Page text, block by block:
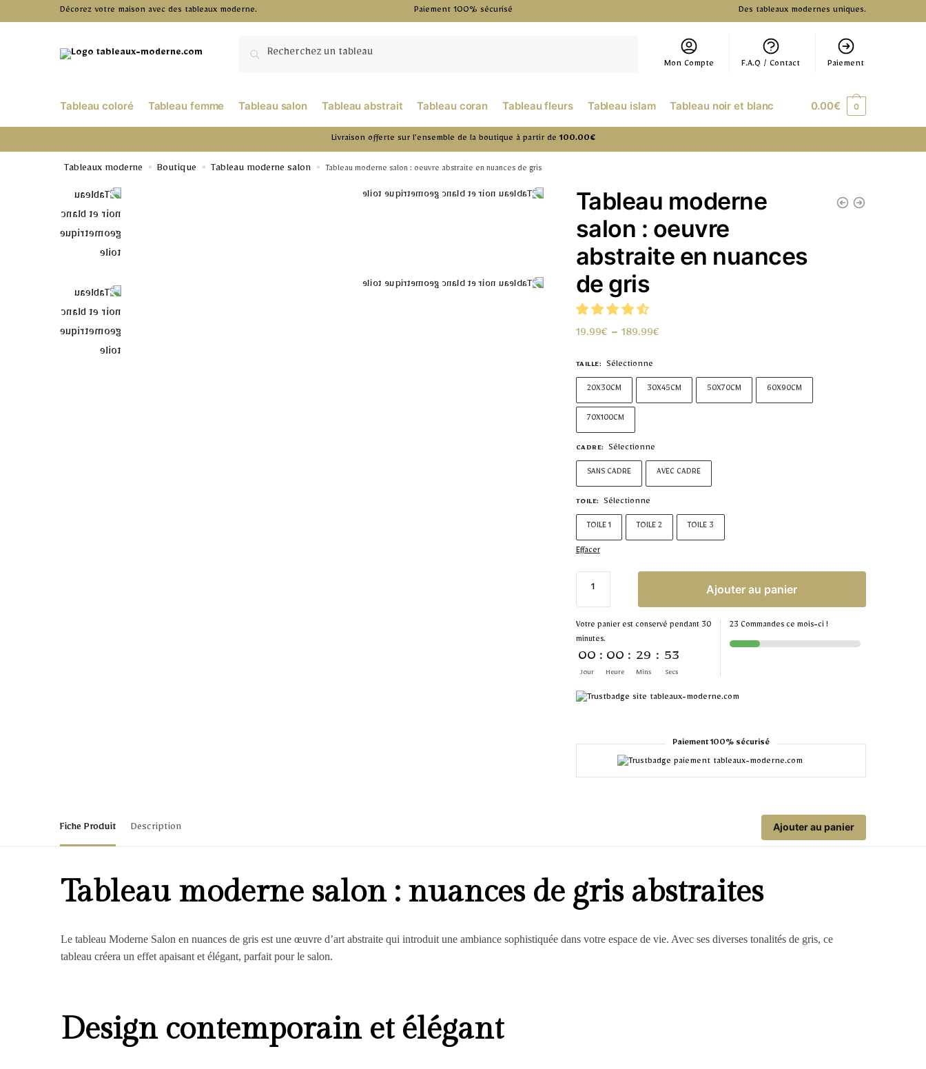
Décorez votre maison avec des tableaux moderne. Paiement 100% sécurisé Des tableaux modernes uniques.
RECHERCHE
Mon Compte F.A.Q / Contact Paiement
Tableau coloré Tableau femme Tableau salon Tableau abstrait Tableau coran Tableau fleurs Tableau islam Tableau noir et blanc 0.00€ 0
Livraison offerte sur l’ensemble de la boutique à partir de 100.00€
Tableaux moderne » Boutique » Tableau moderne salon » Tableau moderne salon : oeuvre abstraite en nuances de gris
Tableau moderne
salon : oeuvre
abstraite en nuances
de gris
19.99€ – 189.99€
TAILLE: Sélectionne
20X30CM 30X45CM 50X70CM 60X90CM
70X100CM
CADRE: Sélectionne
SANS CADRE AVEC CADRE
TOILE: Sélectionne
TOILE 1 TOILE 2 TOILE 3
Effacer
Ajouter au panier
Votre panier est conservé pendant 30
minutes.
00
Jour
: 00
Heure
: 29
Mins
: 53
Secs
23 Commandes ce mois-ci !
Paiement 100% sécurisé
Fiche Produit Description Ajouter au panier
Tableau moderne salon : nuances de gris abstraites
Le tableau Moderne Salon en nuances de gris est une œuvre d’art abstraite qui introduit une ambiance sophistiquée dans votre espace de vie. Avec ses diverses tonalités de gris, ce
tableau créera un effet apaisant et élégant, parfait pour le salon.
Design contemporain et élégant